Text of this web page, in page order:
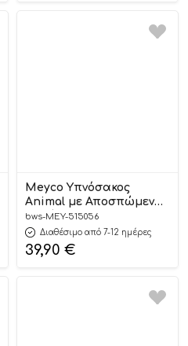
Meyco Υπνόσακος
Animal με Αποσπώμενα
Μανίκια 110cm
bws-MEY-515056
Διαθέσιμο από 7-12 ημέρες
39,90 €